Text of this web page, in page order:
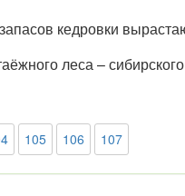
кедровки
леса –
105 106 107